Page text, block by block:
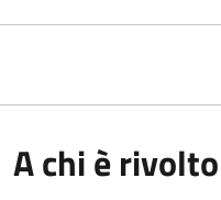
A chi è rivolto